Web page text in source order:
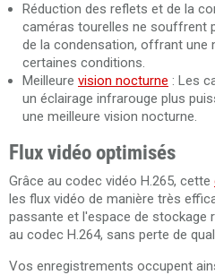
Réduction des reflets et de la
caméras tourelles ne souffrent
de la condensation, offrant une
certaines conditions.
Meilleure vision nocturne : Les
un éclairage infrarouge plus
une meilleure vision nocturne.
Flux vidéo optimisés
Grâce au codec vidéo H.265, cette
les flux vidéo de manière très
passante et l'espace de stockage
au codec H.264, sans perte de
Vos enregistrements occupent